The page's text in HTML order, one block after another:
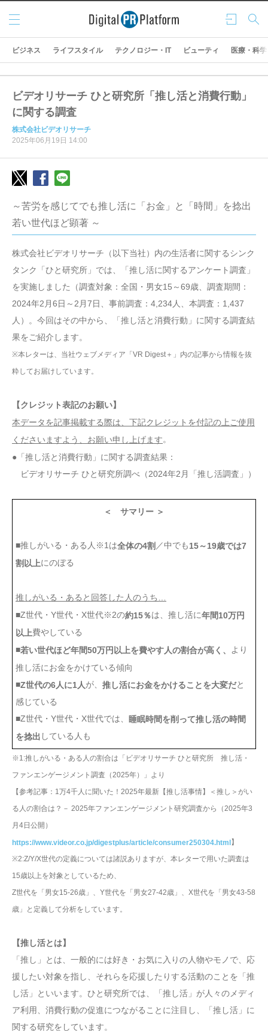
ログ
イン
検索
メニ
ュー
ビジネス ライフスタイル テクノロジー・IT ビューティ 医療・科学
ビデオリサーチ ひと研究所「推し活と消費行動」
に関する調査
株式会社ビデオリサーチ
2025年06月19日 14:00
～苦労を感じてでも推し活に「お金」と「時間」を捻出
若い世代ほど顕著 ～
株式会社ビデオリサーチ（以下当社）内の生活者に関するシンク
タンク「ひと研究所」では、「推し活に関するアンケート調査」
を実施しました（調査対象：全国・男女15～69歳、調査期間：
2024年2月6日～2月7日、事前調査：4,234人、本調査：1,437
人）。今回はその中から、「推し活と消費行動」に関する調査結
果をご紹介します。
※本レターは、当社ウェブメディア「VR Digest＋」内の記事から情報を抜
粋してお届けしています。
【クレジット表記のお願い】
本データを記事掲載する際は、下記クレジットを付記の上ご使用
くださいますよう、お願い申し上げます。
●「推し活と消費行動」に関する調査結果：
ビデオリサーチ ひと研究所調べ（2024年2月「推し活調査」）
＜ サマリー ＞
■推しがいる・ある人※1は全体の4割 ／中でも15～19歳では7
割以上にのぼる
推しがいる・あると回答した人のうち…
■Z世代・Y世代・X世代※2の約15％は、推し活に年間10万円
以上費やしている
■若い世代ほど年間50万円以上を費やす人の割合が高く、
より
推し活にお金をかけている傾向
■Z世代の6人に1人が、 推し活にお金をかけることを大変だと
感じている
■Z世代・Y世代・X世代では、
睡眠時間を削って推し活の時間
を捻出 している人も
※1:推しがいる・ある人の割合は「ビデオリサーチ ひと研究所 推し活・
ファンエンゲージメント調査（2025年）」より
【参考記事：1万4千人に聞いた！2025年最新【推し活事情】＜推し＞がい
る人の割合は？－ 2025年ファンエンゲージメント研究調査から（2025年3
月4日公開）
https://www.videor.co.jp/digestplus/article/consumer250304.html】
※2:Z/Y/X世代の定義については諸説ありますが、本レターで用いた調査は
15歳以上を対象としているため、
Z世代を「男女15-26歳」、Y世代を「男女27-42歳」、X世代を「男女43-58
歳」と定義して分析をしています。
【推し活とは】
「推し」とは、一般的には好き・お気に入りの人物やモノで、応
援したい対象を指し、それらを応援したりする活動のことを「推
し活」といいます。ひと研究所では、「推し活」が人々のメディ
ア利用、消費行動の促進につながることに注目し、「推し活」に
関する研究をしています。